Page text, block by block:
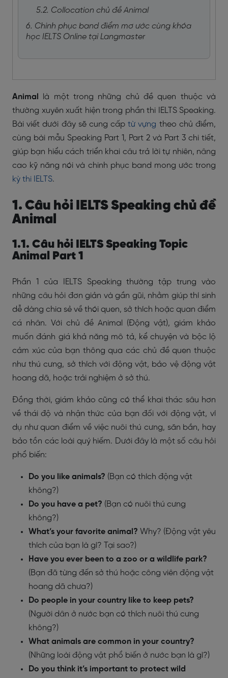
5.2. Collocation chủ đề Animal
6. Chinh phục band điểm mơ ước cùng khóa
học IELTS Online tại Langmaster
Animal
là một trong những chủ đề quen thuộc và
thường xuyên xuất hiện trong phần thi IELTS Speaking.
Bài viết dưới đây sẽ cung cấptừ vựng theo chủ điểm,
cùng bài mẫu Speaking Part 1, Part 2 và Part 3 chi tiết,
giúp bạn hiểu cách triển khai câu trả lời tự nhiên, nâng
cao kỹ năng nói và chinh phục band mong ước trong
kỳ thi IELTS.
1. Câu hỏi IELTS Speaking chủ đề
Animal
1.1. Câu hỏi IELTS Speaking Topic
Animal Part 1
Phần 1 của IELTS Speaking thường tập trung vào
những câu hỏi đơn giản và gần gũi, nhằm giúp thí sinh
dễ dàng chia sẻ về thói quen, sở thích hoặc quan điểm
cá nhân. Với chủ đề Animal (Động vật), giám khảo
muốn đánh giá khả năng mô tả, kể chuyện và bộc lộ
cảm xúc của bạn thông qua các chủ đề quen thuộc
như thú cưng, sở thích với động vật, bảo vệ động vật
hoang dã, hoặc trải nghiệm ở sở thú.
Đồng thời, giám khảo cũng có thể khai thác sâu hơn
về thái độ và nhận thức của bạn đối với động vật, ví
dụ như quan điểm về việc nuôi thú cưng, săn bắn, hay
bảo tồn các loài quý hiếm. Dưới đây là một số câu hỏi
phổ biến:
Do you like animals? (Bạn có thích động vật
không?)
Do you have a pet? (Bạn có nuôi thú cưng
không?)
What’s your favorite animal? Why? (Động vật yêu
thích của bạn là gì? Tại sao?)
Have you ever been to a zoo or a wildlife park?
(Bạn đã từng đến sở thú hoặc công viên động vật
hoang dã chưa?)
Do people in your country like to keep pets?
(Người dân ở nước bạn có thích nuôi thú cưng
không?)
What animals are common in your country?
(Những loài động vật phổ biến ở nước bạn là gì?)
Do you think it’s important to protect wild